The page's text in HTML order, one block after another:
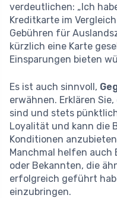
verdeutlichen: „Ich
Kreditkarte im
Gebühren für
kürzlich eine Karte
Einsparungen bieten
Es ist auch sinnvoll,
erwähnen. Erklären
sind und stets
Loyalität und kann die
Konditionen
Manchmal helfen auch
oder Bekannten, die
erfolgreich geführt
einzubringen.